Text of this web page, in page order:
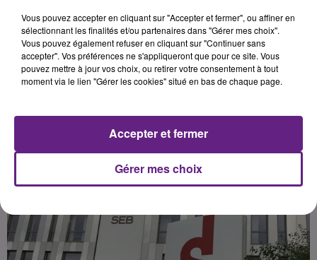
société « Angell » pour la
production de vélos électriques. Ci-
dessous le communiqué.
Vous pouvez accepter en cliquant sur "Accepter et fermer", ou affiner en
sélectionnant les finalités et/ou partenaires dans "Gérer mes choix".
Vous pouvez également refuser en cliquant sur "Continuer sans
accepter". Vos préférences ne s'appliqueront que pour ce site. Vous
pouvez mettre à jour vos choix, ou retirer votre consentement à tout
moment via le lien "Gérer les cookies" situé en bas de chaque page.
Gérer mes choix
Accepter et fermer